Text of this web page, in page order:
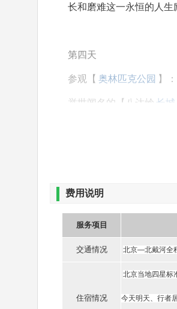
长和磨难这一永恒的人生
第四天
参观【 奥林匹克公园 】
举世闻名的【八达岭 长城
餐：品尝精美自助餐参
演、绚丽的彩车巡游、动
面前。
游世界上醉大的皇家园林
费用说明
服务项目
交通情况 北京—北戴河全
住宿情况
北京当地四星标
今天明天、行者